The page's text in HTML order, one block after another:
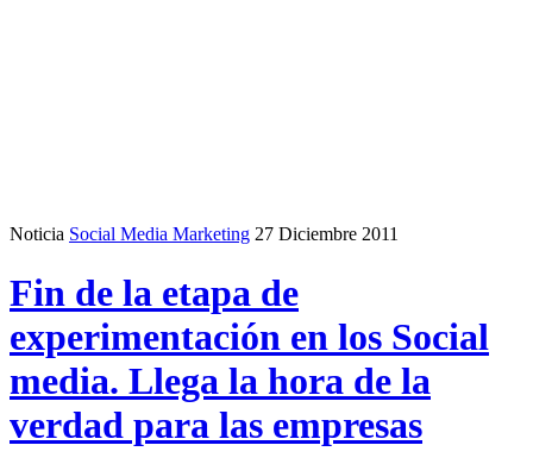
Noticia Social Media Marketing 27 Diciembre 2011
Fin de la etapa de
experimentación en los Social
media. Llega la hora de la
verdad para las empresas